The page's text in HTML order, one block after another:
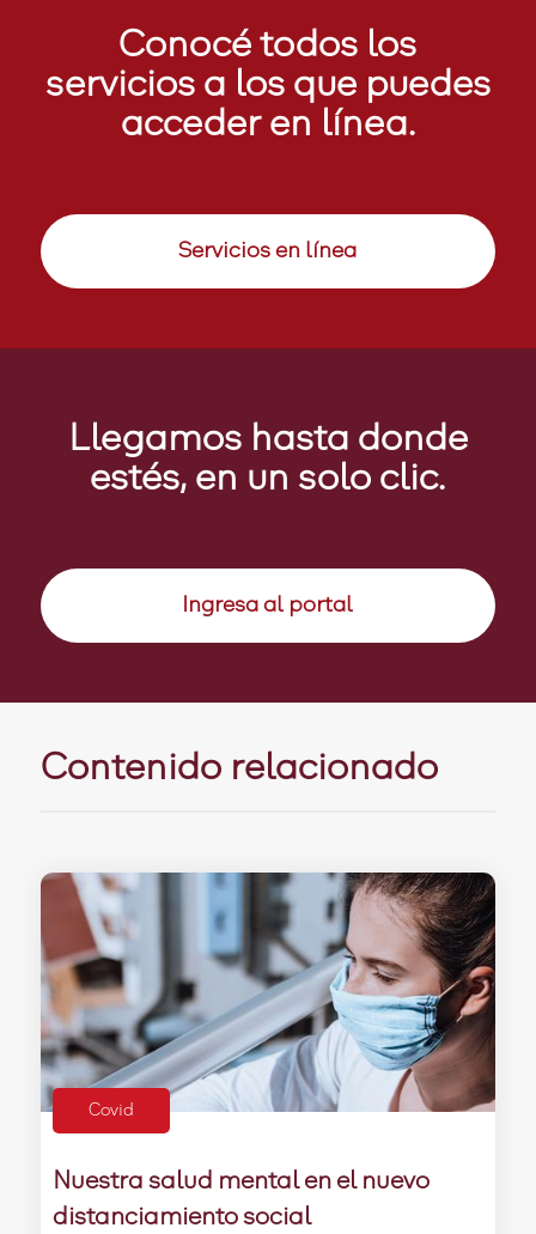
Conocé todos los
servicios a los que puedes
acceder en línea.
Servicios en línea
Llegamos hasta donde
estés, en un solo clic.
Ingresa al portal
Contenido relacionado
Covid
Nuestra salud mental en el nuevo
distanciamiento social